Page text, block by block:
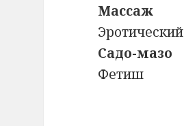
Массаж
Эротический
Садо-мазо
Фетиш